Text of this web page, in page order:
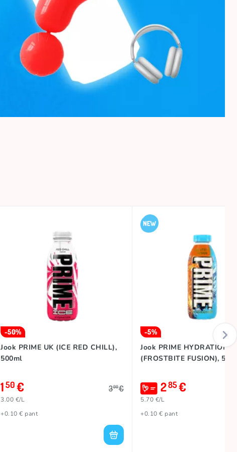
-50%
Jook PRIME UK (ICE RED CHILL),
500ml
150€ 300€
3.00 €/L
+0.10 € pant
-5%
Jook PRIME HYDRATION
(FROSTBITE FUSION),
285€
5.70 €/L
+0.10 € pant